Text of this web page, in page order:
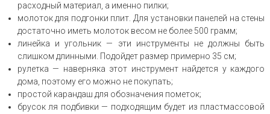
расходный материал, а именно пилки;
молоток для подгонки плит. Для установки панелей на стены
достаточно иметь молоток весом не более 500 грамм;
линейка и угольник — эти инструменты не должны быть
слишком длинными. Подойдет размер примерно 35 см;
рулетка — наверняка этот инструмент найдется у каждого
дома, поэтому его можно не покупать;
простой карандаш для обозначения пометок;
брусок ля подбивки — подходящим будет из пластмассовой